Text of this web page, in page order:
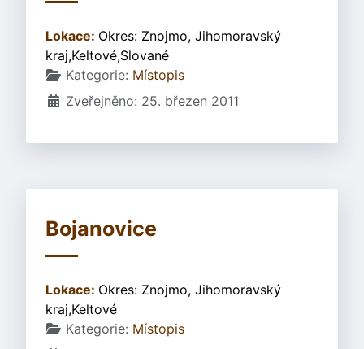
Lokace: Okres: Znojmo, Jihomoravský
kraj,Keltové,Slované
Základní údaje
Kategorie: Místopis
Zveřejněno: 25. březen 2011
Bojanovice
Lokace: Okres: Znojmo, Jihomoravský
kraj,Keltové
Základní údaje
Kategorie: Místopis